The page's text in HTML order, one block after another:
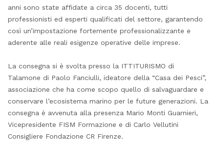
anni sono state affidate a circa 35 docenti, tutti
professionisti ed esperti qualificati del settore, garantendo
così un’impostazione fortemente professionalizzante e
aderente alle reali esigenze operative delle imprese.
La consegna si è svolta presso la ITTITURISMO di
Talamone di Paolo Fanciulli, ideatore della “Casa dei Pesci”,
associazione che ha come scopo quello di salvaguardare e
conservare l’ecosistema marino per le future generazioni. La
consegna è avvenuta alla presenza Mario Monti Guarnieri,
Vicepresidente FISM Formazione e di Carlo Vellutini
Consigliere Fondazione CR Firenze.